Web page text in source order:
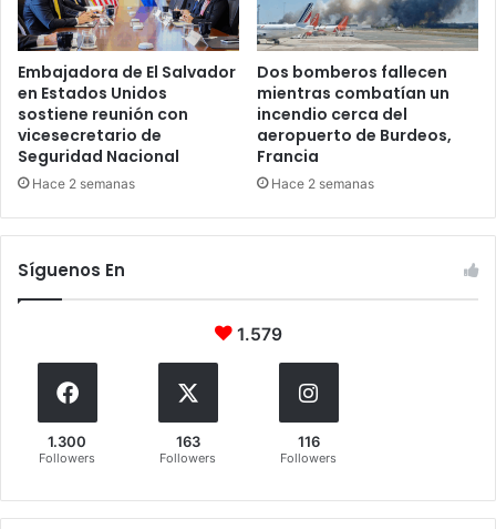
Embajadora de El Salvador
en Estados Unidos
sostiene reunión con
vicesecretario de
Seguridad Nacional
Hace 2 semanas
Dos bomberos fallecen
mientras combatían un
incendio cerca del
aeropuerto de Burdeos,
Francia
Hace 2 semanas
Síguenos En
1.579
1.300
Followers
163
Followers
116
Followers